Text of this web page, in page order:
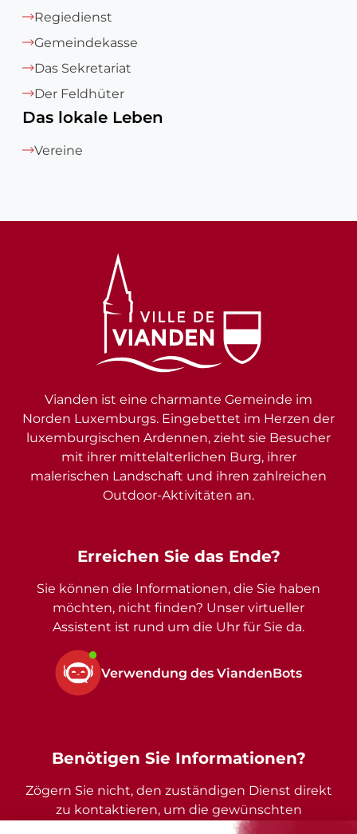
Regiedienst
Gemeindekasse
Das Sekretariat
Der Feldhüter
Das lokale Leben
Vereine
Erreichen Sie das Ende?
Sie können die Informationen, die Sie haben
möchten, nicht finden? Unser virtueller
Assistent ist rund um die Uhr für Sie da.
Verwendung des ViandenBots
Vianden ist eine charmante Gemeinde im
Norden Luxemburgs. Eingebettet im Herzen der
luxemburgischen Ardennen, zieht sie Besucher
mit ihrer mittelalterlichen Burg, ihrer
malerischen Landschaft und ihren zahlreichen
Outdoor-Aktivitäten an.
Benötigen Sie Informationen?
Zögern Sie nicht, den zuständigen Dienst direkt
zu kontaktieren, um die gewünschten
Auskünfte zu erhalten.